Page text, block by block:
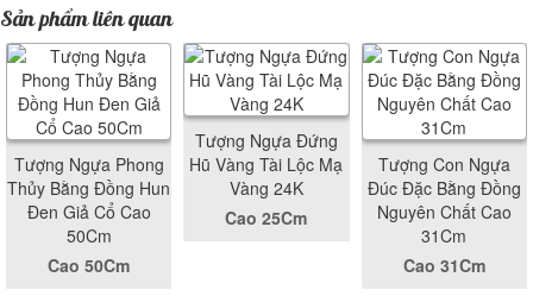
Sản phẩm liên quan
Tượng Ngựa Phong
Thủy Bằng Đồng Hun
Đen Giả Cổ Cao
50Cm
Cao 50Cm
Tượng Ngựa Đứng
Hũ Vàng Tài Lộc Mạ
Vàng 24K
Cao 25Cm
Tượng Con Ngựa
Đúc Đặc Bằng Đồng
Nguyên Chất Cao
31Cm
Cao 31Cm